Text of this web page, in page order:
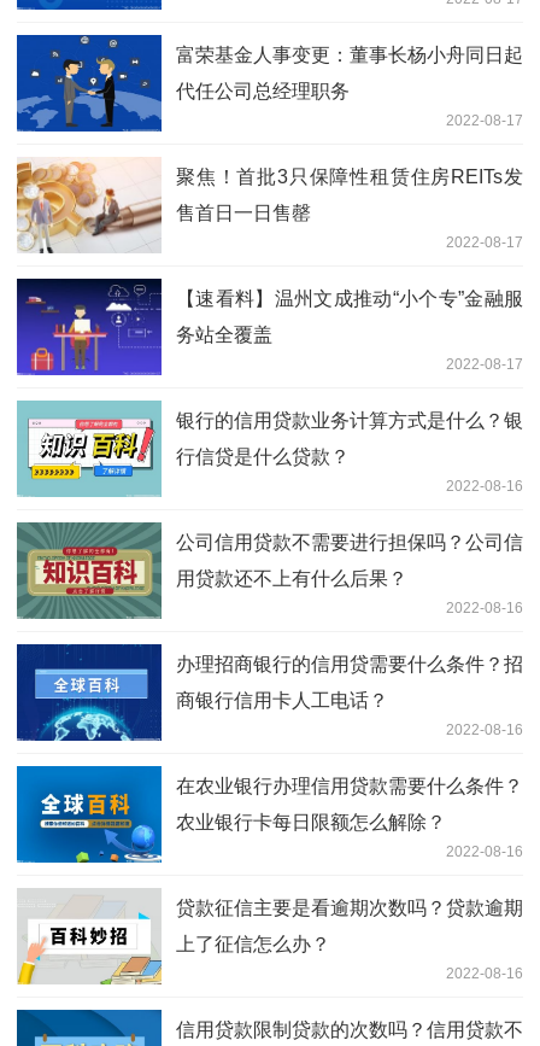
富荣基金人事变更：董事长杨小舟同日起
代任公司总经理职务
2022-08-17
聚焦！首批3只保障性租赁住房REITs发
售首日一日售罄
2022-08-17
【速看料】温州文成推动“小个专”金融服
务站全覆盖
2022-08-17
银行的信用贷款业务计算方式是什么？银
行信贷是什么贷款？
2022-08-16
公司信用贷款不需要进行担保吗？公司信
用贷款还不上有什么后果？
2022-08-16
办理招商银行的信用贷需要什么条件？招
商银行信用卡人工电话？
2022-08-16
在农业银行办理信用贷款需要什么条件？
农业银行卡每日限额怎么解除？
2022-08-16
贷款征信主要是看逾期次数吗？贷款逾期
上了征信怎么办？
2022-08-16
信用贷款限制贷款的次数吗？信用贷款不